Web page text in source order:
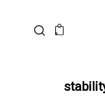
0